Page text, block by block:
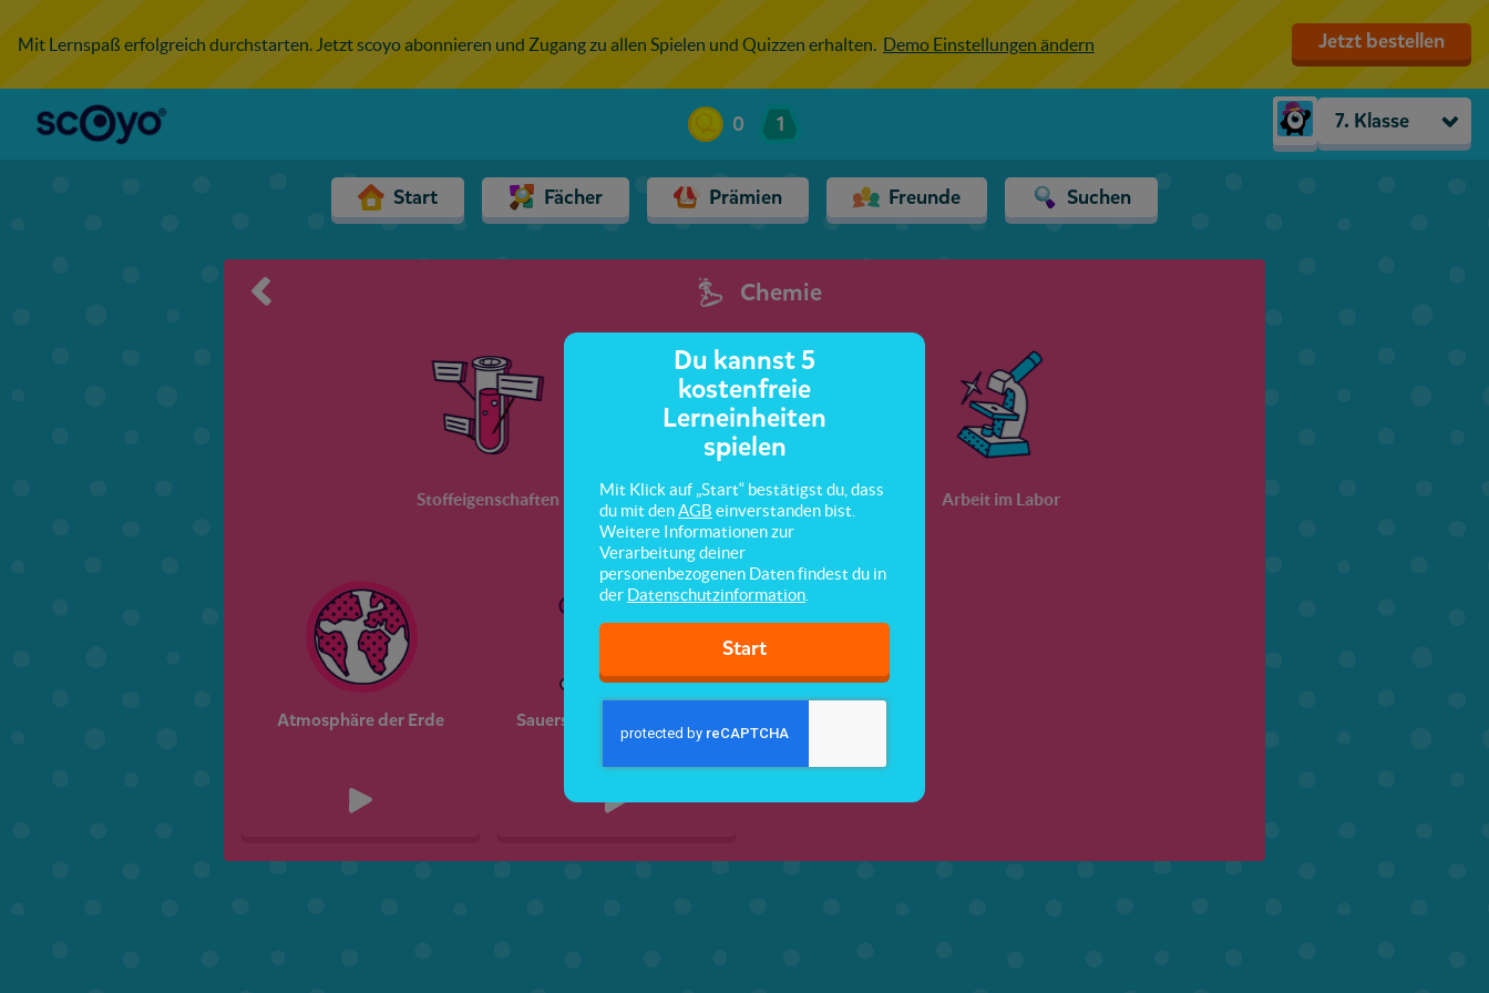
Mit Lernspaß erfolgreich durchstarten. Jetzt scoyo abonnieren und Zugang zu allen Spielen und Quizzen erhalten. Demo Einstellungen ändern Jetzt bestellen
0 1 7. Klasse
Start Fächer Prämien Freunde Suchen
Chemie
Stoffeigenschaften Atmung Gase Arbeit im Labor
Atmosphäre der Erde Sauerstoffgehalt von Luft
Du kannst 5
kostenfreie
Lerneinheiten
spielen
Mit Klick auf „Start“ bestätigst du, dass
du mit denAGB einverstanden bist.
Weitere Informationen zur
Verarbeitung deiner
personenbezogenen Daten findest du in
der Datenschutzinformation
Start